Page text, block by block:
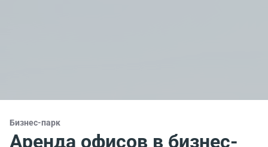
Бизнес-парк
Аренда офисов в бизнес-